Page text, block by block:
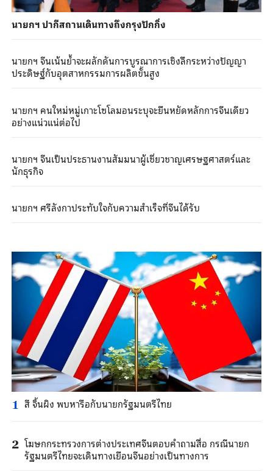
นายกฯ ปากีสถานเดินทางถึงกรุงปักกิ่ง
นายกฯ จีนเน้นย้ำจะผลักดันการบูรณาการเชิงลึกระหว่างปัญญา
ประดิษฐ์กับอุตสาหกรรมการผลิตขั้นสูง
นายกฯ คนใหม่หมู่เกาะโซโลมอนระบุจะยืนหยัดหลักการจีนเดียว
อย่างแน่วแน่ต่อไป
นายกฯ จีนเป็นประธานงานสัมมนาผู้เชี่ยวชาญเศรษฐศาสตร์และ
นักธุรกิจ
นายกฯ ศรีลังกาประทับใจกับความสำเร็จที่จีนได้รับ
1 สี จิ้นผิง พบหารือกับนายกรัฐมนตรีไทย
2 โฆษกกระทรวงการต่างประเทศจีนตอบคำถามสื่อ กรณีนายก
รัฐมนตรีไทยจะเดินทางเยือนจีนอย่างเป็นทางการ